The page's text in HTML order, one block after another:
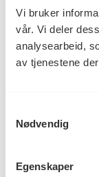
Vi bruker
vår. Vi deler
analysearbeid,
av tjenestene
Nødvendig
Egenskaper